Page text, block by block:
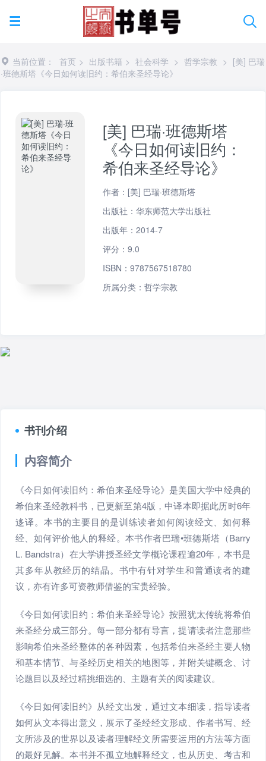
当前位置： 首页 > 出版书籍 > 社会科学 > 哲学宗教 > [美] 巴瑞
·班德斯塔《今日如何读旧约：希伯来圣经导论》
[美] 巴瑞·班德斯塔
《今日如何读旧约：
希伯来圣经导论》
作者：[美] 巴瑞·班德斯塔
出版社：华东师范大学出版社
出版年：2014-7
评分：9.0
ISBN：9787567518780
所属分类：哲学宗教
书刊介绍
内容简介
《今日如何读旧约：希伯来圣经导论》是美国大学中经典的
希伯来圣经教科书，已更新至第4版，中译本即据此历时6年
迻译。本书的主要目的是训练读者如何阅读经文、如何释
经、如何评价他人的释经。本书作者巴瑞•班德斯塔（Barry
L. Bandstra）在大学讲授圣经文学概论课程逾20年，本书是
其多年从教经历的结晶。书中有针对学生和普通读者的建
议，亦有许多可资教师借鉴的宝贵经验。
《今日如何读旧约：希伯来圣经导论》按照犹太传统将希伯
来圣经分成三部分。每一部分都有导言，提请读者注意那些
影响希伯来圣经整体的各种因素，包括希伯来圣经主要人物
和基本情节、与圣经历史相关的地图等，并附关键概念、讨
论题目以及经过精挑细选的、主题有关的阅读建议。
《今日如何读旧约》从经文出发，通过文本细读，指导读者
如何从文本得出意义，展示了圣经经文形成、作者书写、经
文所涉及的世界以及读者理解经文所需要运用的方法等方面
的最好见解。本书并不孤立地解释经文，也从历史、考古和